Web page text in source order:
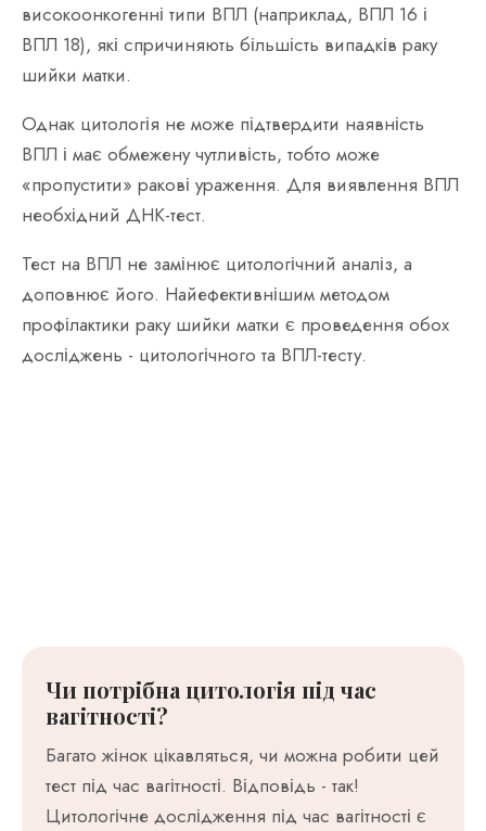
високоонкогенні типи ВПЛ (наприклад, ВПЛ 16 і
ВПЛ 18), які спричиняють більшість випадків раку
шийки матки.
Однак цитологія не може підтвердити наявність
ВПЛ і має обмежену чутливість, тобто може
«пропустити» ракові ураження. Для виявлення ВПЛ
необхідний ДНК-тест.
Тест на ВПЛ не замінює цитологічний аналіз, а
доповнює його. Найефективнішим методом
профілактики раку шийки матки є проведення обох
досліджень - цитологічного та ВПЛ-тесту.
Чи потрібна цитологія під час
вагітності?
Багато жінок цікавляться, чи можна робити цей
тест під час вагітності. Відповідь - так!
Цитологічне дослідження під час вагітності є